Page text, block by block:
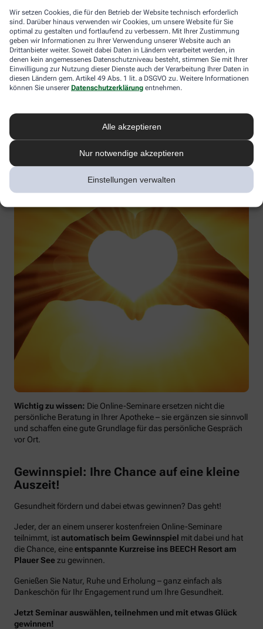
Wir setzen Cookies, die für den Betrieb der Website technisch erforderlich
sind. Darüber hinaus verwenden wir Cookies, um unsere Website für Sie
optimal zu gestalten und fortlaufend zu verbessern. Mit Ihrer Zustimmung
geben wir Informationen zu Ihrer Verwendung unserer Website auch an
Drittanbieter weiter. Soweit dabei Daten in Ländern verarbeitet werden, in
denen kein angemessenes Datenschutzniveau besteht, stimmen Sie mit Ihrer
Einwilligung zur Nutzung dieser Dienste auch der Verarbeitung Ihrer Daten in
diesen Ländern gem. Artikel 49 Abs. 1 lit. a DSGVO zu. Weitere Informationen
können Sie unserer Datenschutzerklärung entnehmen.
Alle akzeptieren
Nur notwendige akzeptieren
Einstellungen verwalten
Vitamin D – Möglichkeiten in der Prävention und
Therapieergänzung
Gesundheitswirkung verstehen und Vitamin-D-Mangel aktiv
vorbeugen
Wichtig zu wissen: Die Online-Seminare ersetzen nicht die
persönliche Beratung in Ihrer Apotheke – sie ergänzen sie sinnvoll
und schaffen eine gute Grundlage für das persönliche Gespräch
vor Ort.
Gewinnspiel: Ihre Chance auf eine kleine
Auszeit!
Gesundheit fördern und dabei etwas gewinnen? Das geht!
Jeder, der an einem unserer kostenfreien Online-Seminare
teilnimmt, istautomatisch beim Gewinnspiel mit dabei und hat
die Chance, eineentspannte Kurzreise ins BEECH Resort am
Plauer Seezu gewinnen.
Genießen Sie Natur, Ruhe und Erholung – ganz einfach als
Dankeschön für Ihr Engagement rund um Ihre Gesundheit.
Jetzt Seminar auswählen, teilnehmen und mit etwas Glück
gewinnen!